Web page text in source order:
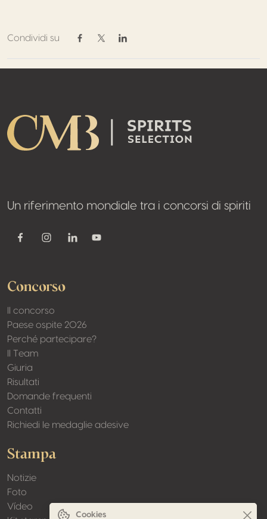
Condividi su
Condividi su Facebook
Condividi su Twitter / X
Condividi su Linkedin
Un riferimento mondiale tra i concorsi di spiriti
FacebookInstagramLinkedinYoutube
Concorso
Il concorso
Paese ospite 2026
Perché partecipare?
Il Team
Giuria
Risultati
Domande frequenti
Contatti
Richiedi le medaglie adesive
Stampa
Notizie
Foto
Vídeo
Cookies